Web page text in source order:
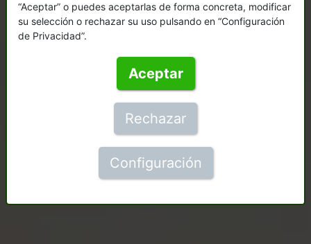
“Aceptar” o puedes aceptarlas de forma concreta, modificar
su selección o rechazar su uso pulsando en “Configuración
de Privacidad”.
Aceptar
Rechazar
Configuración